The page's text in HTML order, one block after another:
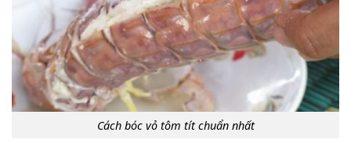
Cách bóc vỏ tôm tít chuẩn nhất